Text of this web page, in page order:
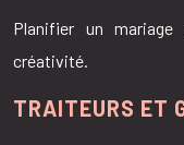
Planifier un
créativité.
TRAITEURS ET